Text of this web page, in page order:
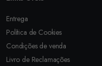
Entrega
Política de Cookies
Condições de venda
Livro de Reclamações